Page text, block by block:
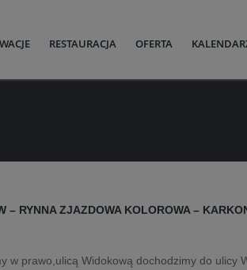
RESTAURACJA OFERTA
– RYNNA ZJAZDOWA KOLOROWA –
w prawo,ulicą Widokową dochodzimy do ulicy